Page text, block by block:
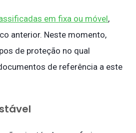
em fixa ou móvel,
anterior. Neste momento,
de proteção no qual
de referência a este